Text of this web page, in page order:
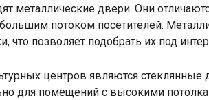
металлические двери. Они
потоком посетителей.
позволяет подобрать их под
центров являются
для помещений с высокими